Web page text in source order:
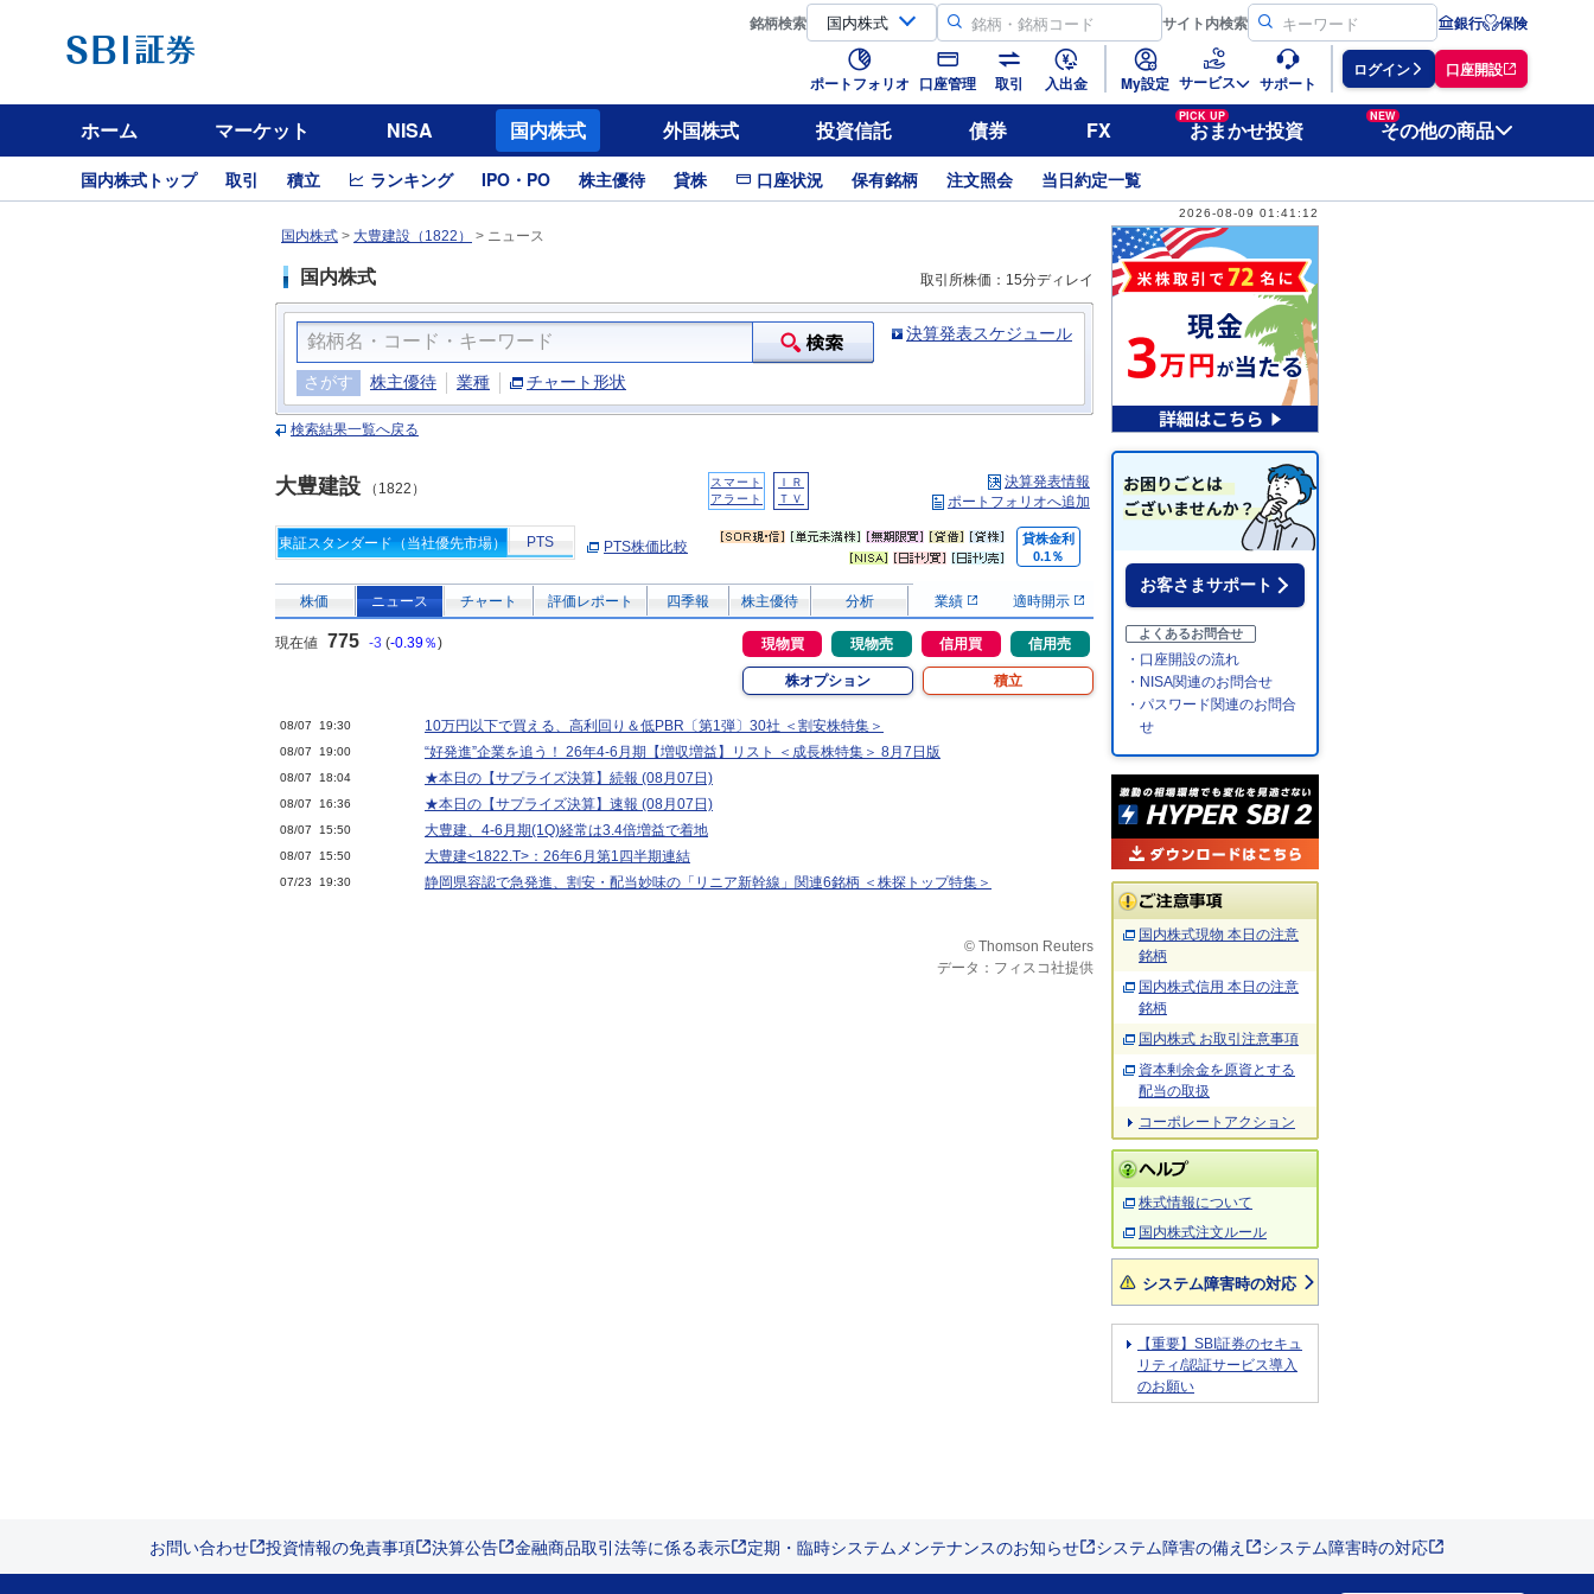
銘柄検索 サイト内検索 銀行 保険
ポートフォリオ 口座管理 取引 入出金 My設定 サービス サポート
ログイン 口座開設
ホーム マーケット NISA 国内株式 外国株式 投資信託 債券 FX
PICK UP
おまかせ投資
NEW
その他の商品
国内株式トップ 取引 積立 ランキング IPO・PO 株主優待 貸株 口座状況 保有銘柄 注文照会 当日約定一覧
2026-08-09 01:41:12
国内株式 > 大豊建設（1822） > ニュース
国内株式 取引所株価：15分ディレイ
決算発表スケジュール
さがす 株主優待 業種 チャート形状
検索結果一覧へ戻る
大豊建設 （1822）
スマート
アラート
ＩＲ
ＴＶ
決算発表情報
ポートフォリオへ追加
東証スタンダード（当社優先市場） PTS PTS株価比較
貸株金利
0.1％
株価 ニュース チャート 評価レポート 四季報 株主優待 分析 業績 適時開示
現在値 775 -3 (-0.39％) 現物買 現物売 信用買 信用売
株オプション 積立
08/07 19:30 10万円以下で買える、高利回り＆低PBR〔第1弾〕30社 ＜割安株特集＞
08/07 19:00 “好発進”企業を追う！ 26年4-6月期【増収増益】リスト ＜成長株特集＞ 8月7日版
08/07 18:04 ★本日の【サプライズ決算】続報 (08月07日)
08/07 16:36 ★本日の【サプライズ決算】速報 (08月07日)
08/07 15:50 大豊建、4-6月期(1Q)経常は3.4倍増益で着地
08/07 15:50 大豊建<1822.T>：26年6月第1四半期連結
07/23 19:30 静岡県容認で急発進、割安・配当妙味の「リニア新幹線」関連6銘柄 ＜株探トップ特集＞
© Thomson Reuters
データ：フィスコ社提供
お客さまサポート
よくあるお問合せ
・口座開設の流れ
・NISA関連のお問合せ
・パスワード関連のお問合
せ
国内株式現物 本日の注意
銘柄
国内株式信用 本日の注意
銘柄
国内株式 お取引注意事項
資本剰余金を原資とする
配当の取扱
コーポレートアクション
株式情報について
国内株式注文ルール
システム障害時の対応
【重要】SBI証券のセキュ
リティ/認証サービス導入
のお願い
お問い合わせ 投資情報の免責事項 決算公告 金融商品取引法等に係る表示 定期・臨時システムメンテナンスのお知らせ システム障害の備え システム障害時の対応